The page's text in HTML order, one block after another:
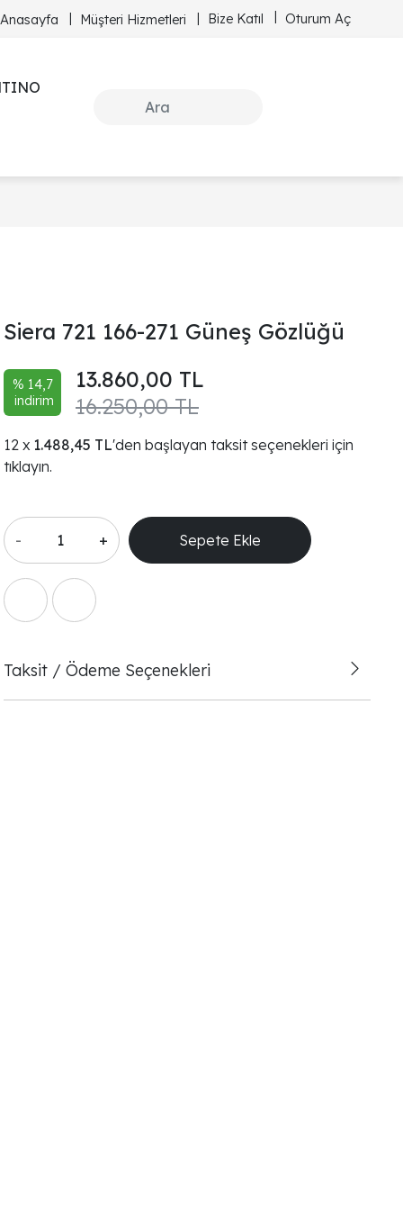
Anasayfa Müşteri Hizmetleri Bize Katıl Oturum Aç
Siera 721 166-271 Güneş Gözlüğü
% 14,7
indirim
16.250,00 TL
13.860,00 TL
1.488,45 TL'den başlayan taksit seçenekleri için
tıklayın.
- + Sepete Ekle
Taksit / Ödeme Seçenekleri